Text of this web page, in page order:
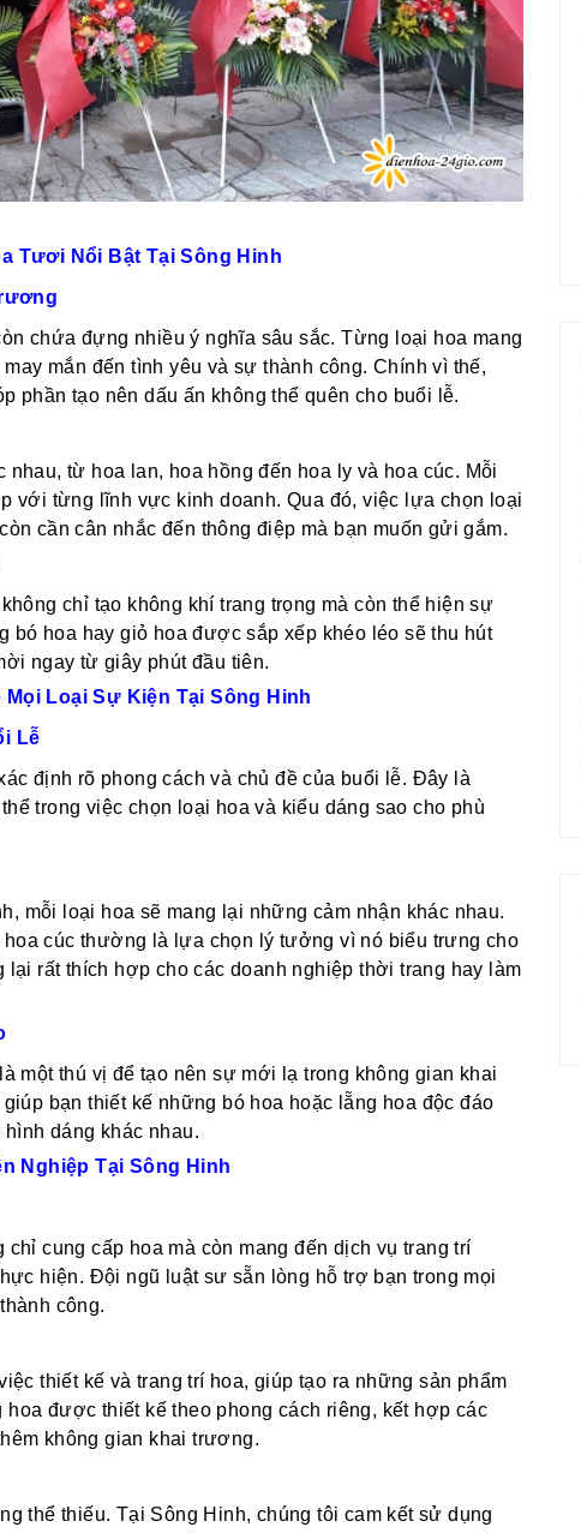
Tươi Nổi Bật Tại Sông Hinh
chứa đựng nhiều ý nghĩa sâu sắc. Từng loại hoa mang
mắn đến tình yêu và sự thành công. Chính vì thế,
phần tạo nên dấu ấn không thể quên cho buổi lễ.
từ hoa lan, hoa hồng đến hoa ly và hoa cúc. Mỗi
với từng lĩnh vực kinh doanh. Qua đó, việc lựa chọn loại
cần cân nhắc đến thông điệp mà bạn muốn gửi gắm.
chỉ tạo không khí trang trọng mà còn thể hiện sự
bó hoa hay giỏ hoa được sắp xếp khéo léo sẽ thu hút
ngay từ giây phút đầu tiên.
Loại Sự Kiện Tại Sông Hinh
Lễ
định rõ phong cách và chủ đề của buổi lễ. Đây là
trong việc chọn loại hoa và kiểu dáng sao cho phù
mỗi loại hoa sẽ mang lại những cảm nhận khác nhau.
cúc thường là lựa chọn lý tưởng vì nó biểu trưng cho
rất thích hợp cho các doanh nghiệp thời trang hay làm
một thú vị để tạo nên sự mới lạ trong không gian khai
bạn thiết kế những bó hoa hoặc lẵng hoa độc đáo
dáng khác nhau.
Nghiệp Tại Sông Hinh
cung cấp hoa mà còn mang đến dịch vụ trang trí
hiện. Đội ngũ luật sư sẵn lòng hỗ trợ bạn trong mọi
công.
thiết kế và trang trí hoa, giúp tạo ra những sản phẩm
được thiết kế theo phong cách riêng, kết hợp các
không gian khai trương.
thể thiếu. Tại Sông Hinh, chúng tôi cam kết sử dụng